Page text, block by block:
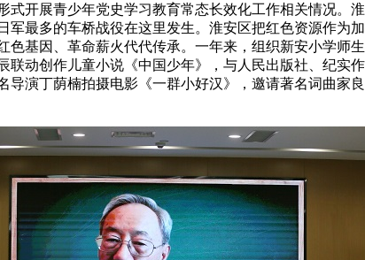
展青少年党史学习教育常态长效化工作相关情况。
最多的车桥战役在这里发生。淮安区把红色资源作为
基因、革命薪火代代传承。一年来，组织新安小学师
动创作儿童小说《中国少年》，与人民出版社、纪实
演丁荫楠拍摄电影《一群小好汉》，邀请著名词曲家